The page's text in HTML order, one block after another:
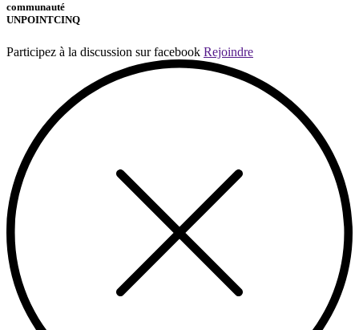
communauté
UNPOINTCINQ
Participez à la discussion sur facebook Rejoindre